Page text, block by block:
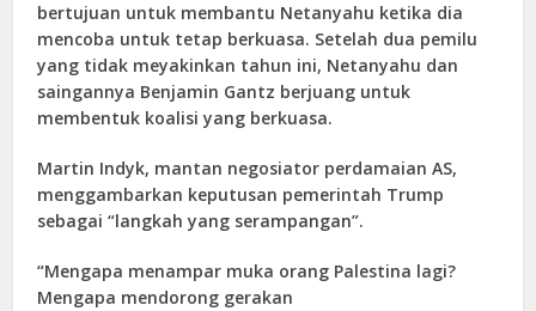
bertujuan untuk membantu Netanyahu ketika dia
mencoba untuk tetap berkuasa. Setelah dua pemilu
yang tidak meyakinkan tahun ini, Netanyahu dan
saingannya Benjamin Gantz berjuang untuk
membentuk koalisi yang berkuasa.
Martin Indyk, mantan negosiator perdamaian AS,
menggambarkan keputusan pemerintah Trump
sebagai “langkah yang serampangan”.
“Mengapa menampar muka orang Palestina lagi?
Mengapa mendorong gerakan